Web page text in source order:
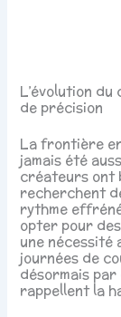
L’évolution
de précision
La frontière
jamais été
créateurs ont
recherchent
rythme
opter pour
une nécessité
journées de
désormais
rappellent la